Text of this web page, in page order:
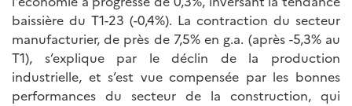
baissière du T1-23 (-0,4%). La contraction du secteur
manufacturier, de près de 7,5% en g.a. (après -5,3% au
T1), s’explique par le déclin de la production
industrielle, et s’est vue compensée par les bonnes
performances du secteur de la construction, qui